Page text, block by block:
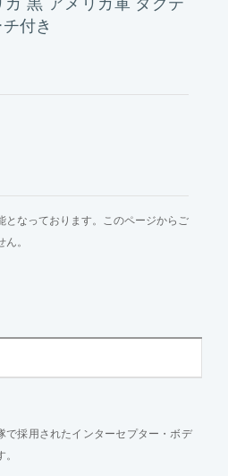
付き
となっております。このページからご
。
で採用されたインターセプター・ボデ